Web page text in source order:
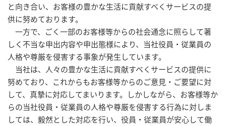
と向き合い、お客様の豊かな生活に貢献すべくサービスの提
供に努めております。
一方で、ごく一部のお客様等からの社会通念に照らして著
しく不当な申出内容や申出態様により、当社役員・従業員の
人格や尊厳を侵害する事象が発生しています。
当社は、人々の豊かな生活に貢献すべくサービスの提供に
努めており、これからもお客様等からのご意見・ご要望に対
して、真摯に対応してまいります。しかしながら、お客様等か
らの当社役員・従業員の人格や尊厳を侵害する行為に対しま
しては、毅然とした対応を行い、役員・従業員が安心して働